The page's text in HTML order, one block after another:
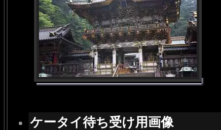
ケータイ待ち受け用画像